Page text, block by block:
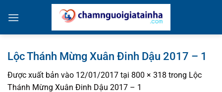
qua
Lộc Thánh Mừng Xuân Đinh Dậu 2017 – 1
Được xuất bản vào 12/01/2017 tại 800 × 318 trong Lộc
Thánh Mừng Xuân Đinh Dậu 2017 – 1